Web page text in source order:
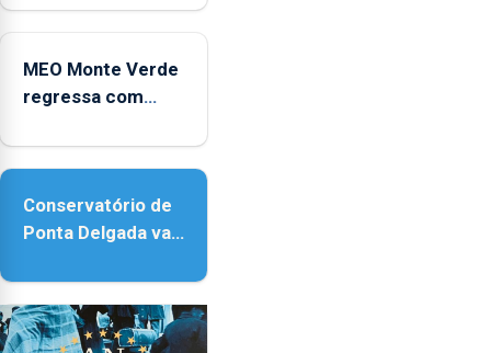
no Coliseu
MEO Monte Verde
regressa com
acessibilidade
Conservatório de
Ponta Delgada vai
instrumentos